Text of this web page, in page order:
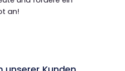
an!